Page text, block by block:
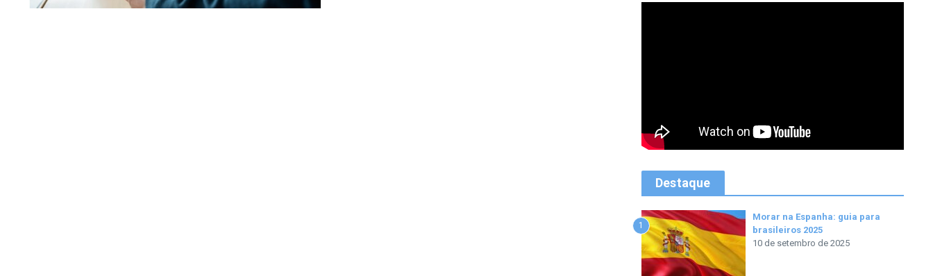
Destaque
1
Morar na Espanha: guia para
brasileiros 2025
10 de setembro de 2025